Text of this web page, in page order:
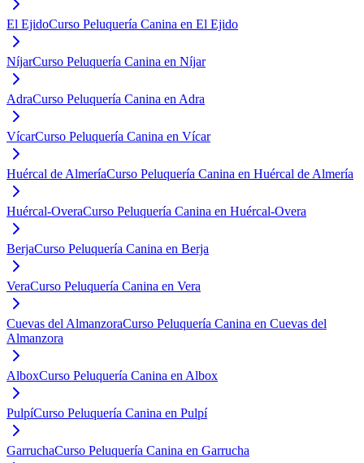
El EjidoCurso Peluquería Canina en El Ejido
NíjarCurso Peluquería Canina en Níjar
AdraCurso Peluquería Canina en Adra
VícarCurso Peluquería Canina en Vícar
Huércal de AlmeríaCurso Peluquería Canina en Huércal de Almería
Huércal-OveraCurso Peluquería Canina en Huércal-Overa
BerjaCurso Peluquería Canina en Berja
VeraCurso Peluquería Canina en Vera
Cuevas del AlmanzoraCurso Peluquería Canina en Cuevas del
Almanzora
AlboxCurso Peluquería Canina en Albox
PulpíCurso Peluquería Canina en Pulpí
GarruchaCurso Peluquería Canina en Garrucha